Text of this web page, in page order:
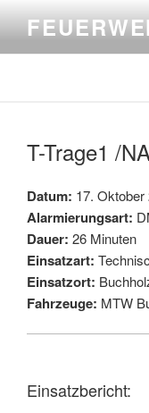
springen
T-Trage1 /
Datum: 17.
Alarmierungsart:
Dauer: 26 Minuten
Einsatzart:
Einsatzort:
Fahrzeuge: MTW
Einsatzbericht: